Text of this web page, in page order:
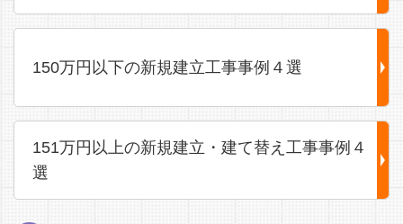
150万円以下の新規建立工事事例４選
151万円以上の新規建立・建て替え工事事例４
選